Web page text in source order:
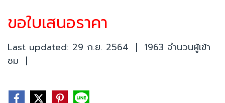
ขอใบเสนอราคา
Last updated: 29 ก.ย. 2564 | 1963 จำนวนผู้เข้า
ชม |